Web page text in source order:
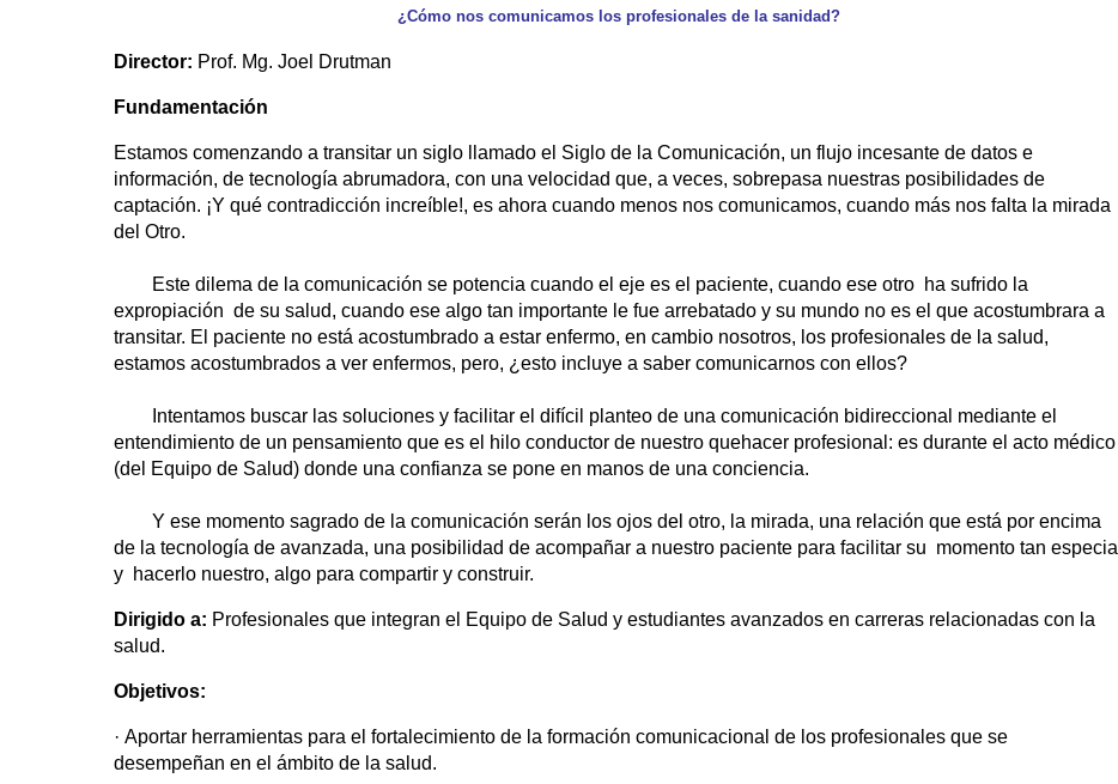
¿Cómo nos comunicamos los profesionales de la sanidad?
Director: Prof. Mg. Joel Drutman
Fundamentación
Estamos comenzando a transitar un siglo llamado el Siglo de la Comunicación, un flujo incesante de datos e
información, de tecnología abrumadora, con una velocidad que, a veces, sobrepasa nuestras posibilidades de
captación. ¡Y qué contradicción increíble!, es ahora cuando menos nos comunicamos, cuando más nos falta la mirada
del Otro.
Este dilema de la comunicación se potencia cuando el eje es el paciente, cuando ese otro ha sufrido la
expropiación de su salud, cuando ese algo tan importante le fue arrebatado y su mundo no es el que acostumbrara a
transitar. El paciente no está acostumbrado a estar enfermo, en cambio nosotros, los profesionales de la salud,
estamos acostumbrados a ver enfermos, pero, ¿esto incluye a saber comunicarnos con ellos?
Intentamos buscar las soluciones y facilitar el difícil planteo de una comunicación bidireccional mediante el
entendimiento de un pensamiento que es el hilo conductor de nuestro quehacer profesional: es durante el acto médico
(del Equipo de Salud) donde una confianza se pone en manos de una conciencia.
Y ese momento sagrado de la comunicación serán los ojos del otro, la mirada, una relación que está por encima
de la tecnología de avanzada, una posibilidad de acompañar a nuestro paciente para facilitar su momento tan especial
y hacerlo nuestro, algo para compartir y construir.
Dirigido a: Profesionales que integran el Equipo de Salud y estudiantes avanzados en carreras relacionadas con la
salud.
Objetivos:
· Aportar herramientas para el fortalecimiento de la formación comunicacional de los profesionales que se
desempeñan en el ámbito de la salud.